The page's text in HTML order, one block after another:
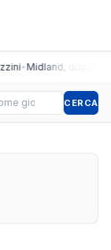
•Midland, doppio
CERCA